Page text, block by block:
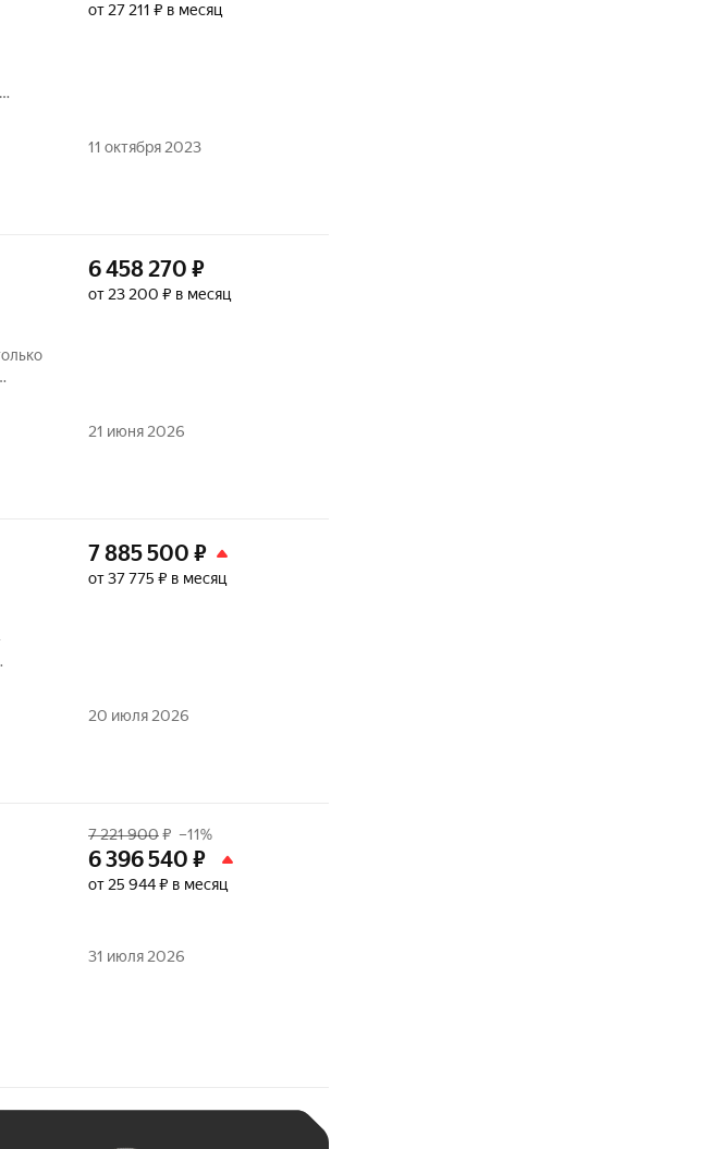
от 27 211 ₽ в месяц
11 октября 2023
6 458 270 ₽
от 23 200 ₽ в месяц
21 июня 2026
7 885 500 ₽
от 37 775 ₽ в месяц
20 июля 2026
7 221 900₽ –11%
6 396 540 ₽
от 25 944 ₽ в месяц
31 июля 2026